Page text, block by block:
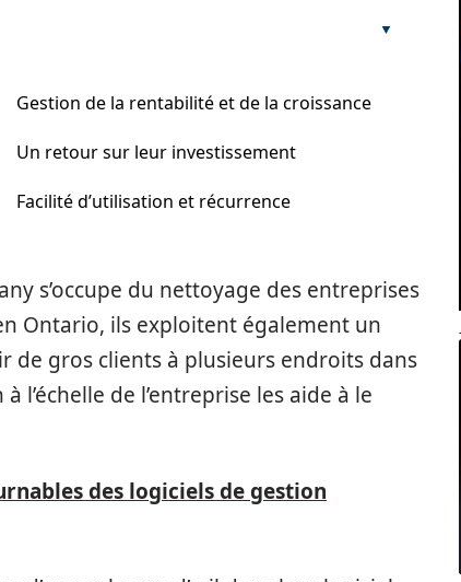
Gestion de la rentabilité et de la croissance
Un retour sur leur investissement
Facilité d’utilisation et récurrence
s’occupe du nettoyage des entreprises
Ontario, ils exploitent également un
de gros clients à plusieurs endroits dans
l’échelle de l’entreprise les aide à le
des logiciels de gestion